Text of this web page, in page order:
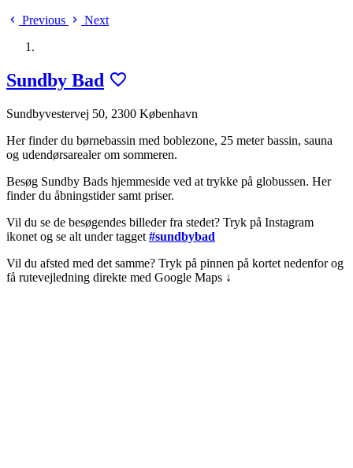
Previous Next
Sundby Bad
Sundbyvestervej 50, 2300 København
Her finder du børnebassin med boblezone, 25 meter bassin, sauna
og udendørsarealer om sommeren.
Besøg Sundby Bads hjemmeside ved at trykke på globussen. Her
finder du åbningstider samt priser.
Vil du se de besøgendes billeder fra stedet? Tryk på Instagram
ikonet og se alt under tagget #sundbybad
Vil du afsted med det samme? Tryk på pinnen på kortet nedenfor og
få rutevejledning direkte med Google Maps ↓